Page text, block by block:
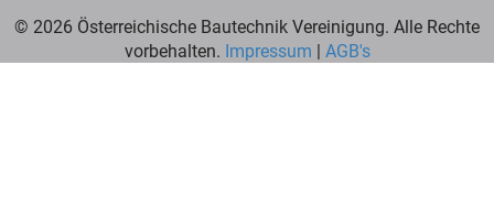
© 2026 Österreichische Bautechnik Vereinigung. Alle Rechte
vorbehalten. Impressum | AGB's